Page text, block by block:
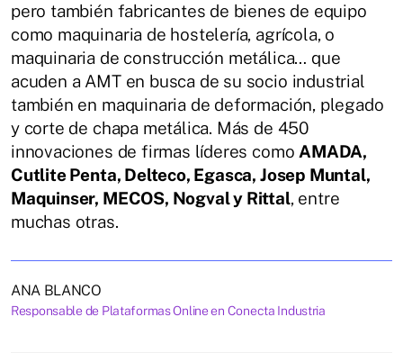
pero también fabricantes de bienes de equipo
como maquinaria de hostelería, agrícola, o
maquinaria de construcción metálica… que
acuden a AMT en busca de su socio industrial
también en maquinaria de deformación, plegado
y corte de chapa metálica. Más de 450
innovaciones de firmas líderes comoAMADA,
Cutlite Penta, Delteco, Egasca, Josep Muntal,
Maquinser, MECOS, Nogval y Rittal, entre
muchas otras.
ANA BLANCO
Responsable de Plataformas Online en Conecta Industria